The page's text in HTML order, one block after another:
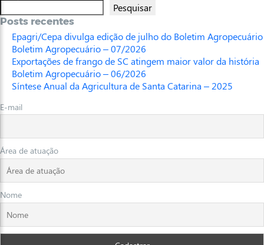
Pesquisar
Posts recentes
Epagri/Cepa divulga edição de julho do Boletim Agropecuário
Boletim Agropecuário – 07/2026
Exportações de frango de SC atingem maior valor da história
Boletim Agropecuário – 06/2026
Síntese Anual da Agricultura de Santa Catarina – 2025
E-mail
Área de atuação
Nome